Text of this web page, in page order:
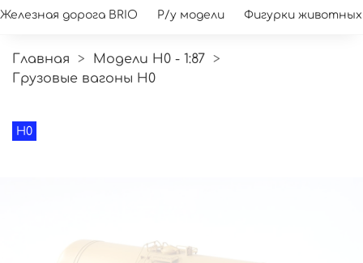
Железная дорога BRIO Р/у модели Фигурки животных
Главная
Модели H0 - 1:87
Грузовые вагоны H0
H0